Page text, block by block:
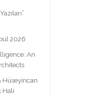
2026
An
Hüseyincan
Hali